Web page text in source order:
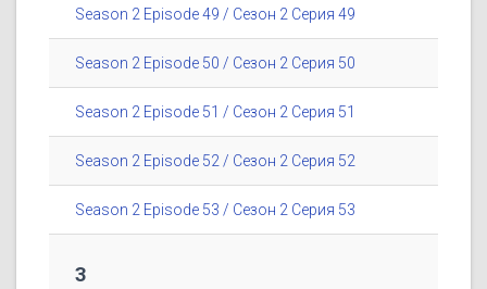
Season 2 Episode 49 / Сезон 2 Серия 49
Season 2 Episode 50 / Сезон 2 Серия 50
Season 2 Episode 51 / Сезон 2 Серия 51
Season 2 Episode 52 / Сезон 2 Серия 52
Season 2 Episode 53 / Сезон 2 Серия 53
3